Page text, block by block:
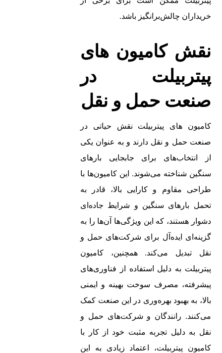
خریداران چالش‌برانگیز باشد.
نقش کامیون‌ های
پیتربیلت در
صنعت حمل و نقل
کامیون‌ های پیتربیلت نقش حیاتی در
صنعت حمل و نقل دارند و به عنوان یکی
از انتخاب‌های برای جابجایی بارهای
سنگین شناخته می‌شوند. این کامیون‌ها با
طراحی مقاوم و کارایی بالا، قادر به
تحمل بارهای سنگین و شرایط جاده‌ای
دشوار هستند، که این ویژگی‌ها آن‌ها را به
گزینه‌ای ایده‌آل برای شرکت‌های حمل و
نقل تبدیل می‌کند. همچنین، کامیون‌
پیتربیلت به دلیل استفاده از فناوری‌های
پیشرفته، مصرف سوخت بهینه و ایمنی
بالا، به بهبود بهره‌وری در این صنعت کمک
می‌کنند. رانندگان و شرکت‌های حمل و
نقل به دلیل تجربه مثبت خود از کار با
کامیون‌ پیتربیلت، اعتماد زیادی به این